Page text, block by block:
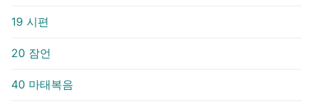
19 시편
20 잠언
40 마태복음